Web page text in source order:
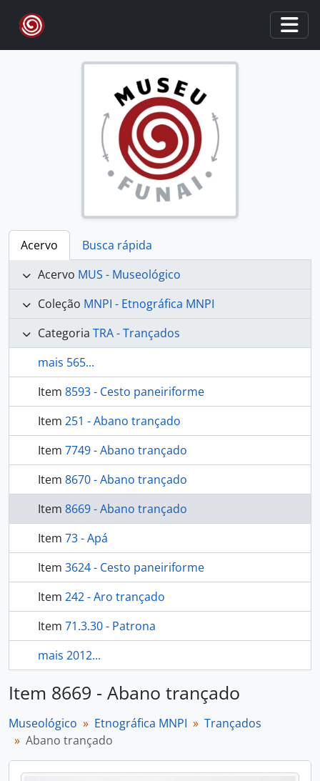
Skip to main content
Acervo
Busca rápida
Acervo MUS - Museológico
Coleção MNPI - Etnográfica MNPI
Categoria TRA - Trançados
mais 565...
Item 8593 - Cesto paneiriforme
Item 251 - Abano trançado
Item 7749 - Abano trançado
Item 8670 - Abano trançado
Item 8669 - Abano trançado
Item 73 - Apá
Item 3624 - Cesto paneiriforme
Item 242 - Aro trançado
Item 71.3.30 - Patrona
mais 2012...
Item 8669 - Abano trançado
Museológico Etnográfica MNPI
Trançados
Abano trançado